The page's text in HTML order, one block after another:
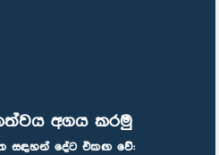
අගය කරමු
සඳහන් දේට එකඟ වේ: